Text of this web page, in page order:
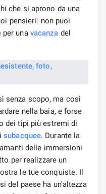
che si aprono da una
pensieri: non puoi
per una vacanza del
senza scopo, ma così
nella baia, e forse
dei tipi più estremi di
subacquee. Durante la
delle immersioni
per realizzare un
le tue conquiste. Il
del paese ha un'altezza